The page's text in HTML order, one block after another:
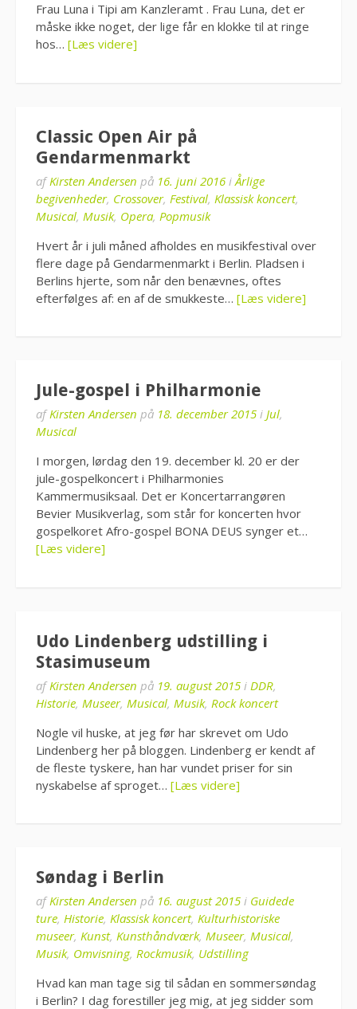
Frau Luna i Tipi am Kanzleramt . Frau Luna, det er
måske ikke noget, der lige får en klokke til at ringe
hos… [Læs videre]
Classic Open Air på
Gendarmenmarkt
afKirsten Andersen på 16. juni 2016 i Årlige
begivenheder, Crossover, Festival, Klassisk koncert,
Musical, Musik, Opera, Popmusik
Hvert år i juli måned afholdes en musikfestival over
flere dage på Gendarmenmarkt i Berlin. Pladsen i
Berlins hjerte, som når den benævnes, oftes
efterfølges af: en af de smukkeste… [Læs videre]
Jule-gospel i Philharmonie
afKirsten Andersen på 18. december 2015 i Jul,
Musical
I morgen, lørdag den 19. december kl. 20 er der
jule-gospelkoncert i Philharmonies
Kammermusiksaal. Det er Koncertarrangøren
Bevier Musikverlag, som står for koncerten hvor
gospelkoret Afro-gospel BONA DEUS synger et…
[Læs videre]
Udo Lindenberg udstilling i
Stasimuseum
afKirsten Andersen på 19. august 2015 i DDR,
Historie, Museer, Musical, Musik, Rock koncert
Nogle vil huske, at jeg før har skrevet om Udo
Lindenberg her på bloggen. Lindenberg er kendt af
de fleste tyskere, han har vundet priser for sin
nyskabelse af sproget… [Læs videre]
Søndag i Berlin
afKirsten Andersen på 16. august 2015 i Guidede
ture, Historie, Klassisk koncert, Kulturhistoriske
museer, Kunst, Kunsthåndværk, Museer, Musical,
Musik, Omvisning, Rockmusik, Udstilling
Hvad kan man tage sig til sådan en sommersøndag
i Berlin? I dag forestiller jeg mig, at jeg sidder som